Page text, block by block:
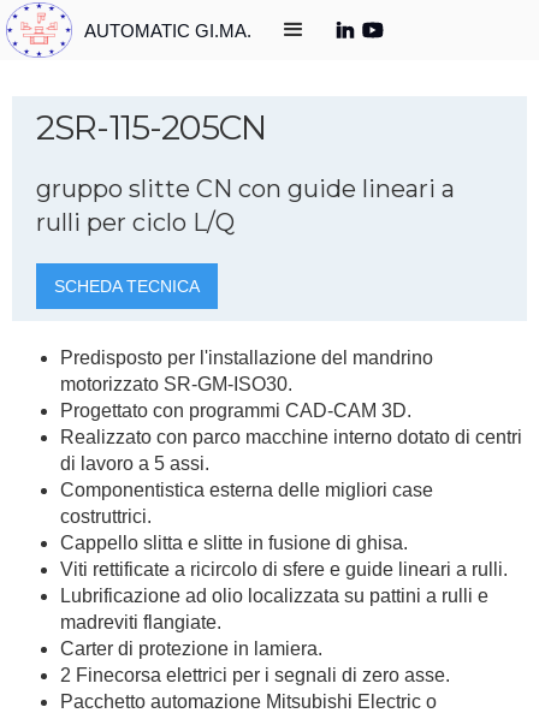
AUTOMATIC GI.MA.
2SR-115-205CN
gruppo slitte CN con guide lineari a
rulli per ciclo L/Q
SCHEDA TECNICA
Predisposto per l'installazione del mandrino
motorizzato SR-GM-ISO30.
Progettato con programmi CAD-CAM 3D.
Realizzato con parco macchine interno dotato di centri
di lavoro a 5 assi.
Componentistica esterna delle migliori case
costruttrici.
Cappello slitta e slitte in fusione di ghisa.
Viti rettificate a ricircolo di sfere e guide lineari a rulli.
Lubrificazione ad olio localizzata su pattini a rulli e
madreviti flangiate.
Carter di protezione in lamiera.
2 Finecorsa elettrici per i segnali di zero asse.
Pacchetto automazione Mitsubishi Electric o